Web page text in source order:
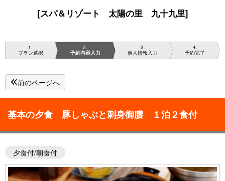
[スパ＆リゾート 太陽の里 九十九里]
1
プラン選択
2
予約内容入力
3
個人情報入力
4
予約完了
前のページへ
基本の夕食 豚しゃぶと刺身御膳 １泊２食付
夕食付/朝食付